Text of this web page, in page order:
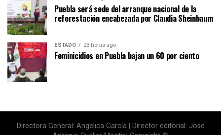
Puebla será sede del arranque nacional de la
reforestación encabezada por Claudia Sheinbaum
ESTADO 23 horas ago
Feminicidios en Puebla bajan un 60 por ciento
Directora General: Angelica García | Director editorial: Jose